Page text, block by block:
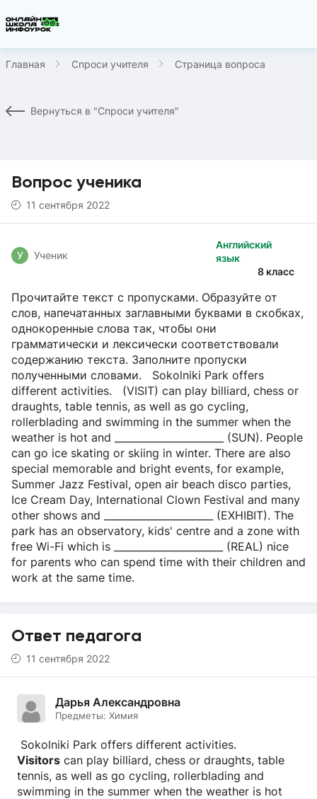
Главная Спроси учителя Страница вопроса
Вернуться в "Спроси учителя"
Вопрос ученика
11 сентября 2022
Английский
язык
8 класс
У Ученик
Прочитайте текст с пропусками. Образуйте от
слов, напечатанных заглавными буквами в скобках,
однокоренные слова так, чтобы они
грамматически и лексически соответствовали
содержанию текста. Заполните пропуски
полученными словами. Sokolniki Park offers
different activities. (VISIT) can play billiard, chess or
draughts, table tennis, as well as go cycling,
rollerblading and swimming in the summer when the
weather is hot and ______________________ (SUN). People
can go ice skating or skiing in winter. There are also
special memorable and bright events, for example,
Summer Jazz Festival, open air beach disco parties,
Ice Cream Day, International Clown Festival and many
other shows and ______________________ (EXHIBIT). The
park has an observatory, kids' centre and a zone with
free Wi-Fi which is ______________________ (REAL) nice
for parents who can spend time with their children and
work at the same time.
Ответ педагога
11 сентября 2022
Дарья Александровна
Предметы: Химия
Sokolniki Park offers different activities.
Visitors can play billiard, chess or draughts, table
tennis, as well as go cycling, rollerblading and
swimming in the summer when the weather is hot